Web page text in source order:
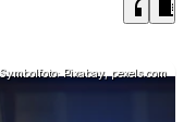
headphones chrome_reader_mode
Symbolfoto: Pixabay, pexels.com